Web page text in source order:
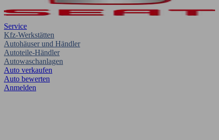
Service
Kfz-Werkstätten
Autohäuser und Händler
Autoteile-Händler
Autowaschanlagen
Auto verkaufen
Auto bewerten
Anmelden